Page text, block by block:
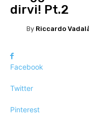
dirvi! Pt.2
By Riccardo
Facebook
Twitter
Pinterest